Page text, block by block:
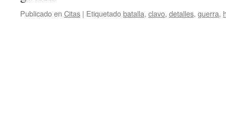
Publicado en Citas | Etiquetadobatalla, clavo, detalles, guerra,